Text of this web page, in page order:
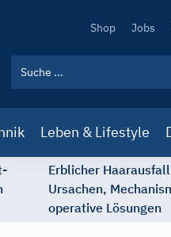
Secondary
Shop Jobs
Leben & Lifestyle
Erblicher
Ursachen,
operative Lösungen